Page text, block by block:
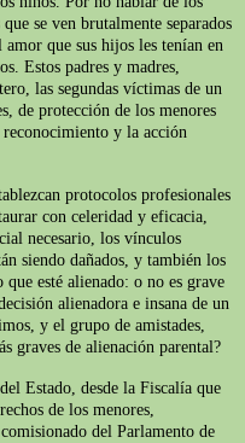
se ven brutalmente separados
que sus hijos les tenían en
Estos padres y madres,
las segundas víctimas de un
de protección de los menores
reconocimiento y la acción
protocolos profesionales
con celeridad y eficacia,
necesario, los vínculos
siendo dañados, y también los
esté alienado: o no es grave
alienadora e insana de un
y el grupo de amistades,
graves de alienación parental?
Estado, desde la Fiscalía que
de los menores,
del Parlamento de